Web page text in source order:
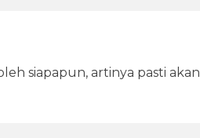
siapapun, artinya pasti akan